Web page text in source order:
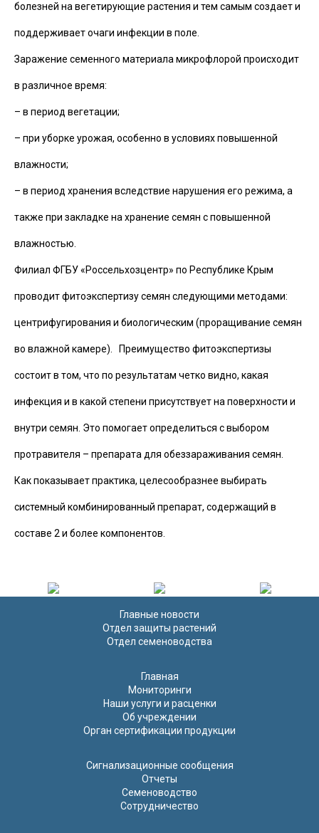
болезней на вегетирующие растения и тем самым создает и
поддерживает очаги инфекции в поле.
Заражение семенного материала микрофлорой происходит
в различное время:
– в период вегетации;
– при уборке урожая, особенно в условиях повышенной
влажности;
– в период хранения вследствие нарушения его режима, а
также при закладке на хранение семян с повышенной
влажностью.
Филиал ФГБУ «Россельхозцентр» по Республике Крым
проводит фитоэкспертизу семян следующими методами:
центрифугирования и биологическим (проращивание семян
во влажной камере). Преимущество фитоэкспертизы
состоит в том, что по результатам четко видно, какая
инфекция и в какой степени присутствует на поверхности и
внутри семян. Это помогает определиться с выбором
протравителя – препарата для обеззараживания семян.
Как показывает практика, целесообразнее выбирать
системный комбинированный препарат, содержащий в
составе 2 и более компонентов.
Главные новости
Отдел защиты растений
Отдел семеноводства
Главная
Мониторинги
Наши услуги и расценки
Об учреждении
Орган сертификации продукции
Сигнализационные сообщения
Отчеты
Семеноводство
Сотрудничество